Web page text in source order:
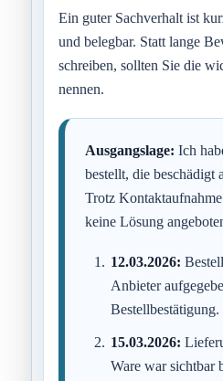
Ein guter Sachverhalt ist
und belegbar. Statt lange
schreiben, sollten Sie die
nennen.
Ausgangslage: Ich
bestellt, die beschädigt
Trotz
keine Lösung
12.03.2026:
Anbieter
Bestellbestätigung.
15.03.2026:
Ware war sichtbar